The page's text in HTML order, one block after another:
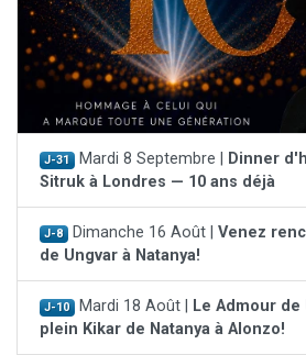
J-31 Mardi 8 Septembre |
Dinner
Sitruk à Londres — 10 ans déjà
J-8 Dimanche 16 Août | Venez
de Ungvar à Natanya!
J-10 Mardi 18 Août |
Le Admour
plein Kikar de Natanya à Alonzo!